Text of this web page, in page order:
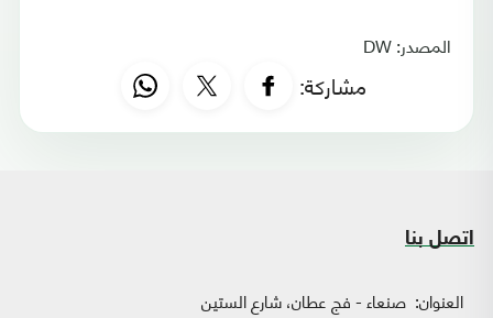
المصدر: DW
مشاركة:
اتصل بنا
العنوان: صنعاء - فج عطان، شارع الستين